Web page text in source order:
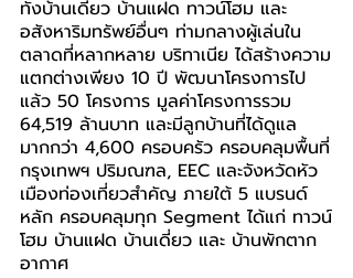
ทั้งบ้านเดี่ยว บ้านแฝด ทาวน์โฮม และ
อสังหาริมทรัพย์อื่นๆ ท่ามกลางผู้เล่นใน
ตลาดที่หลากหลาย บริทาเนีย ได้สร้างความ
แตกต่างเพียง 10 ปี พัฒนาโครงการไป
แล้ว 50 โครงการ มูลค่าโครงการรวม
64,519 ล้านบาท และมีลูกบ้านที่ได้ดูแล
มากกว่า 4,600 ครอบครัว ครอบคลุมพื้นที่
กรุงเทพฯ ปริมณฑล, EEC และจังหวัดหัว
เมืองท่องเที่ยวสำคัญ ภายใต้ 5 แบรนด์
หลัก ครอบคลุมทุก Segment ได้แก่ ทาวน์
โฮม บ้านแฝด บ้านเดี่ยว และ บ้านพักตาก
อากาศ